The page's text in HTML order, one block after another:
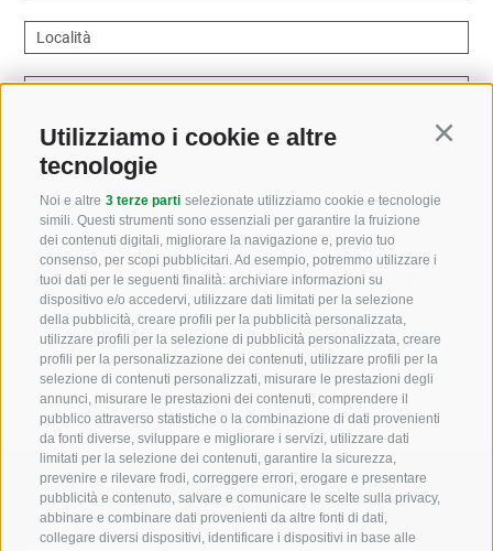
Utilizziamo i cookie e altre
tecnologie
Noi e altre 3 terze parti selezionate utilizziamo cookie e tecnologie
simili. Questi strumenti sono essenziali per garantire la fruizione
dei contenuti digitali, migliorare la navigazione e, previo tuo
consenso, per scopi pubblicitari. Ad esempio, potremmo utilizzare i
tuoi dati per le seguenti finalità: archiviare informazioni su
dispositivo e/o accedervi, utilizzare dati limitati per la selezione
della pubblicità, creare profili per la pubblicità personalizzata,
utilizzare profili per la selezione di pubblicità personalizzata, creare
profili per la personalizzazione dei contenuti, utilizzare profili per la
selezione di contenuti personalizzati, misurare le prestazioni degli
annunci, misurare le prestazioni dei contenuti, comprendere il
pubblico attraverso statistiche o la combinazione di dati provenienti
da fonti diverse, sviluppare e migliorare i servizi, utilizzare dati
limitati per la selezione dei contenuti, garantire la sicurezza,
prevenire e rilevare frodi, correggere errori, erogare e presentare
pubblicità e contenuto, salvare e comunicare le scelte sulla privacy,
abbinare e combinare dati provenienti da altre fonti di dati,
collegare diversi dispositivi, identificare i dispositivi in base alle
Località
Come possiamo aiutarvi?
Letto e compreso laprivacy policy, autorizzo il Titolare
al trattamento dei dati personali
Cerca nel sito